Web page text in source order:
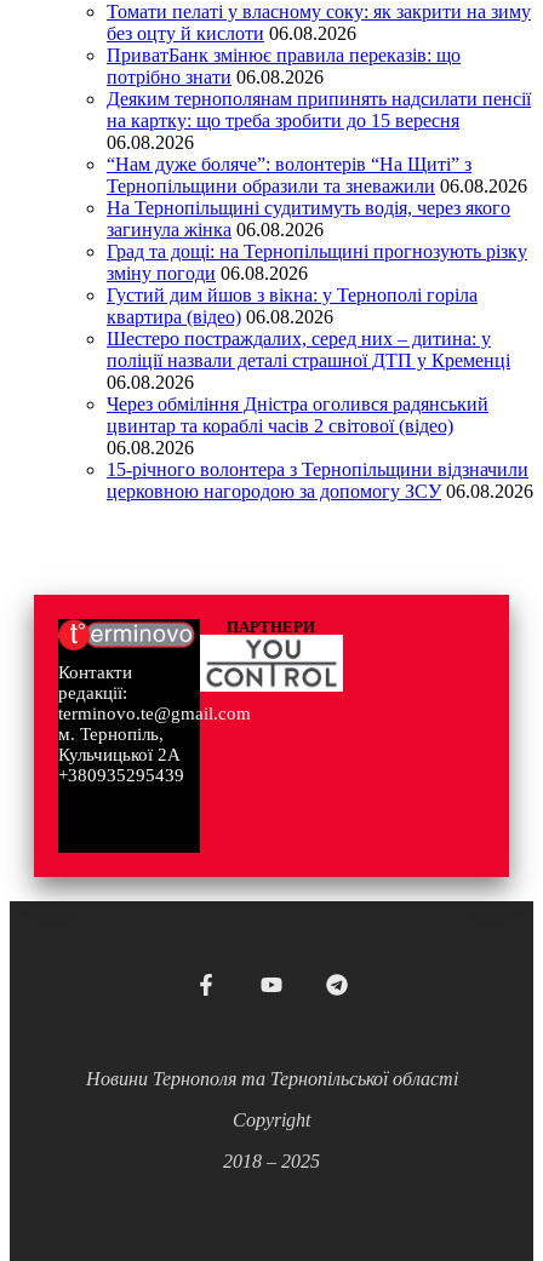
Томати пелаті у власному соку: як закрити на зиму
без оцту й кислоти 06.08.2026
ПриватБанк змінює правила переказів: що
потрібно знати 06.08.2026
Деяким тернополянам припинять надсилати пенсії
на картку: що треба зробити до 15 вересня
06.08.2026
“Нам дуже боляче”: волонтерів “На Щиті” з
Тернопільщини образили та зневажили 06.08.2026
На Тернопільщині судитимуть водія, через якого
загинула жінка 06.08.2026
Град та дощі: на Тернопільщині прогнозують різку
зміну погоди 06.08.2026
Густий дим йшов з вікна: у Тернополі горіла
квартира (відео) 06.08.2026
Шестеро постраждалих, серед них – дитина: у
поліції назвали деталі страшної ДТП у Кременці
06.08.2026
Через обміління Дністра оголився радянський
цвинтар та кораблі часів 2 світової (відео)
06.08.2026
15-річного волонтера з Тернопільщини відзначили
церковною нагородою за допомогу ЗСУ 06.08.2026
Контакти
редакції:
terminovo.te@gmail.com
м. Тернопіль,
Кульчицької 2А
+380935295439
ПАРТНЕРИ
Новини Тернополя та Тернопільської області
Copyright
2018 – 2025